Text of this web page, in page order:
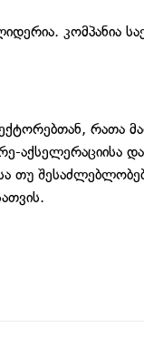
კომპანია
რათა
აქსელერაციისა
თუ